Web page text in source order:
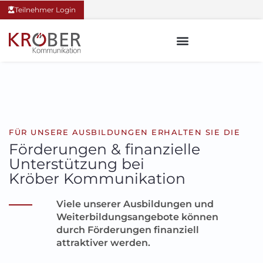
Teilnehmer Login
FÜR UNSERE AUSBILDUNGEN ERHALTEN SIE DIE
Förderungen & finanzielle
Unterstützung bei
Kröber Kommunikation
Viele unserer Ausbildungen und
Weiterbildungsangebote können
durch Förderungen finanziell
attraktiver werden.